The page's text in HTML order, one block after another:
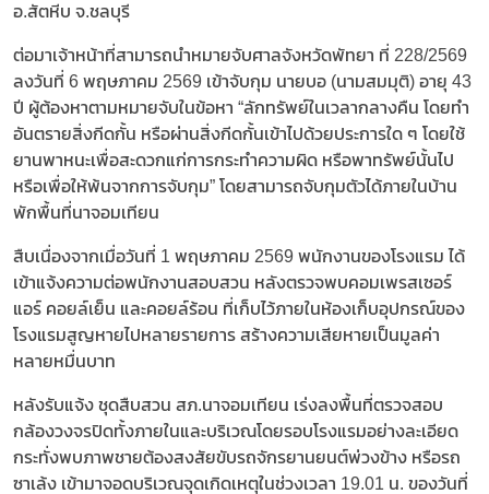
อ.สัตหีบ จ.ชลบุรี
ต่อมาเจ้าหน้าที่สามารถนำหมายจับศาลจังหวัดพัทยา ที่ 228/2569
ลงวันที่ 6 พฤษภาคม 2569 เข้าจับกุม นายบอ (นามสมมุติ) อายุ 43
ปี ผู้ต้องหาตามหมายจับในข้อหา “ลักทรัพย์ในเวลากลางคืน โดยทำ
อันตรายสิ่งกีดกั้น หรือผ่านสิ่งกีดกั้นเข้าไปด้วยประการใด ๆ โดยใช้
ยานพาหนะเพื่อสะดวกแก่การกระทำความผิด หรือพาทรัพย์นั้นไป
หรือเพื่อให้พ้นจากการจับกุม” โดยสามารถจับกุมตัวได้ภายในบ้าน
พักพื้นที่นาจอมเทียน
สืบเนื่องจากเมื่อวันที่ 1 พฤษภาคม 2569 พนักงานของโรงแรม ได้
เข้าแจ้งความต่อพนักงานสอบสวน หลังตรวจพบคอมเพรสเซอร์
แอร์ คอยล์เย็น และคอยล์ร้อน ที่เก็บไว้ภายในห้องเก็บอุปกรณ์ของ
โรงแรมสูญหายไปหลายรายการ สร้างความเสียหายเป็นมูลค่า
หลายหมื่นบาท
หลังรับแจ้ง ชุดสืบสวน สภ.นาจอมเทียน เร่งลงพื้นที่ตรวจสอบ
กล้องวงจรปิดทั้งภายในและบริเวณโดยรอบโรงแรมอย่างละเอียด
กระทั่งพบภาพชายต้องสงสัยขับรถจักรยานยนต์พ่วงข้าง หรือรถ
ซาเล้ง เข้ามาจอดบริเวณจุดเกิดเหตุในช่วงเวลา 19.01 น. ของวันที่